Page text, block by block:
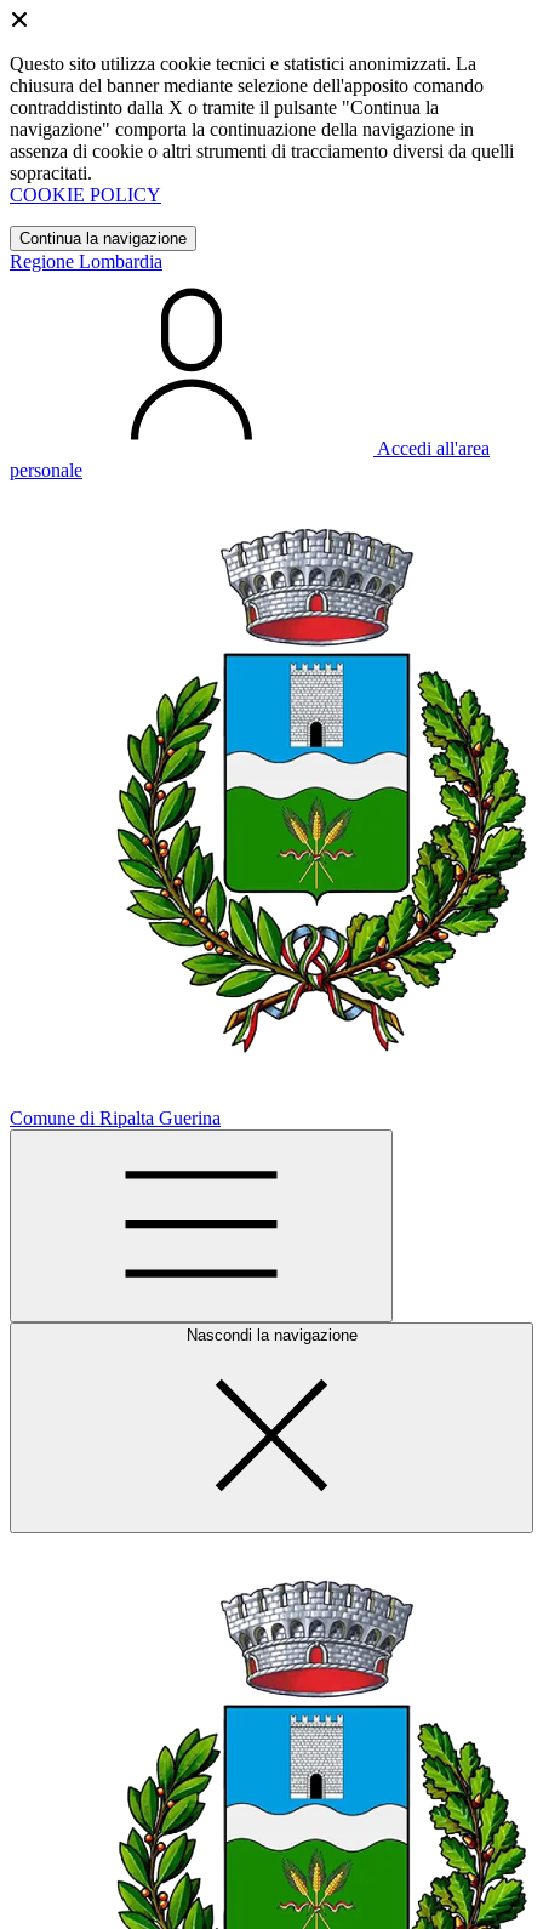
Questo sito utilizza cookie tecnici e statistici anonimizzati. La
chiusura del banner mediante selezione dell'apposito comando
contraddistinto dalla X o tramite il pulsante "Continua la
navigazione" comporta la continuazione della navigazione in
assenza di cookie o altri strumenti di tracciamento diversi da quelli
sopracitati.
COOKIE POLICY
Continua la navigazione
Regione Lombardia
Accedi all'area
personale
Comune di Ripalta Guerina
Nascondi la navigazione